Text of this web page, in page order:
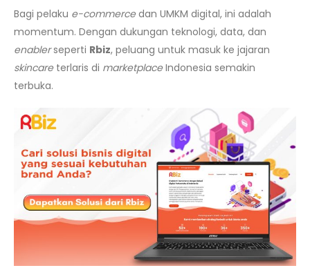
Bagi pelaku e-commercedan UMKM digital, ini adalah
momentum. Dengan dukungan teknologi, data, dan
enablerseperti Rbiz, peluang untuk masuk ke jajaran
skincareterlaris di marketplaceIndonesia semakin
terbuka.